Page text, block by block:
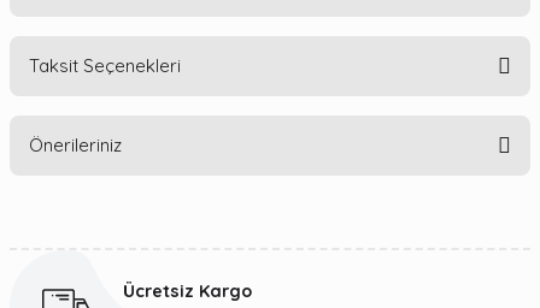
Taksit Seçenekleri
Önerileriniz
Görüş ve önerileriniz için teşekkür ederiz.
Ücretsiz Kargo